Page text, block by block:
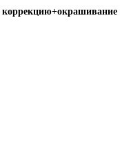
коррекцию+окрашивание